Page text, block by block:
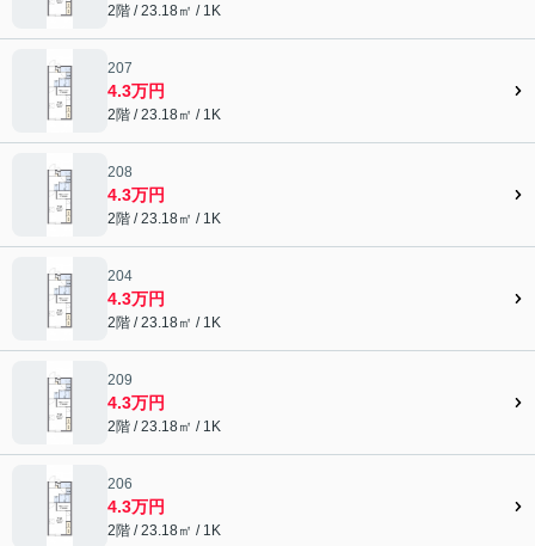
2階 / 23.18㎡ / 1K
207
4.3万円
2階 / 23.18㎡ / 1K
208
4.3万円
2階 / 23.18㎡ / 1K
204
4.3万円
2階 / 23.18㎡ / 1K
209
4.3万円
2階 / 23.18㎡ / 1K
206
4.3万円
2階 / 23.18㎡ / 1K